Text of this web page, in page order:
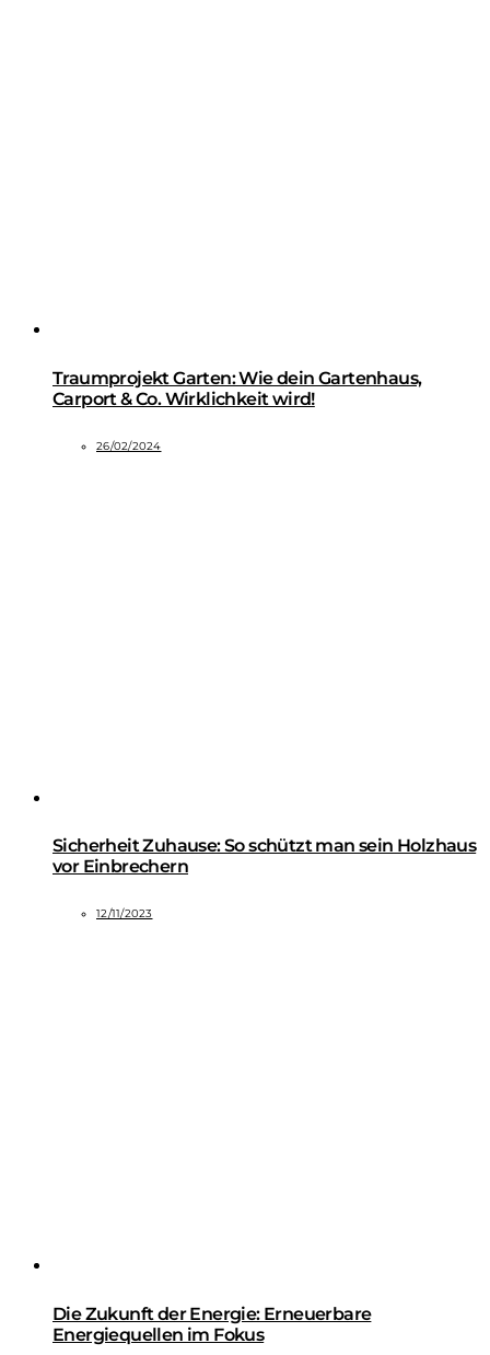
Traumprojekt Garten: Wie dein Gartenhaus,
Carport & Co. Wirklichkeit wird!
26/02/2024
Sicherheit Zuhause: So schützt man sein Holzhaus
vor Einbrechern
12/11/2023
Die Zukunft der Energie: Erneuerbare
Energiequellen im Fokus